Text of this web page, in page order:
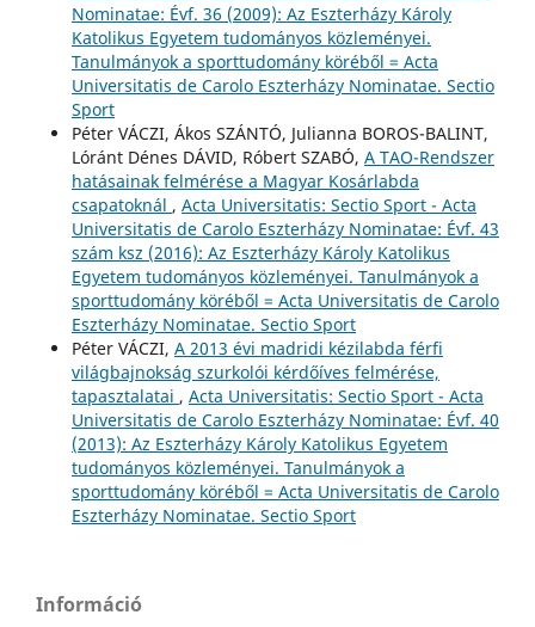
Nominatae: Évf. 36 (2009): Az Eszterházy Károly
Katolikus Egyetem tudományos közleményei.
Tanulmányok a sporttudomány köréből = Acta
Universitatis de Carolo Eszterházy Nominatae. Sectio
Sport
Péter VÁCZI, Ákos SZÁNTÓ, Julianna BOROS-BALINT,
Lóránt Dénes DÁVID, Róbert SZABÓ, A TAO-Rendszer
hatásainak felmérése a Magyar Kosárlabda
csapatoknál , Acta Universitatis: Sectio Sport - Acta
Universitatis de Carolo Eszterházy Nominatae: Évf. 43
szám ksz (2016): Az Eszterházy Károly Katolikus
Egyetem tudományos közleményei. Tanulmányok a
sporttudomány köréből = Acta Universitatis de Carolo
Eszterházy Nominatae. Sectio Sport
Péter VÁCZI, A 2013 évi madridi kézilabda férfi
világbajnokság szurkolói kérdőíves felmérése,
tapasztalatai , Acta Universitatis: Sectio Sport - Acta
Universitatis de Carolo Eszterházy Nominatae: Évf. 40
(2013): Az Eszterházy Károly Katolikus Egyetem
tudományos közleményei. Tanulmányok a
sporttudomány köréből = Acta Universitatis de Carolo
Eszterházy Nominatae. Sectio Sport
Információ